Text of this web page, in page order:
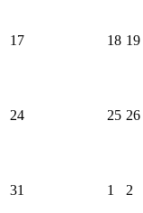
17 18 19
24 25 26
31 1 2